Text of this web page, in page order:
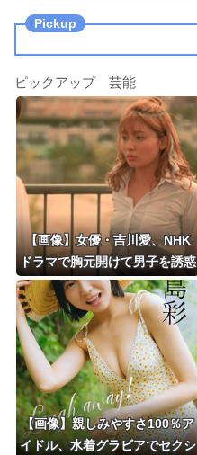
ピックアップ 芸能
【画像】女優・吉川愛、NHK
ドラマで胸元開けて男子を誘惑
しちゃう
【画像】親しみやすさ100％ア
イドル、水着グラビアでセクシ